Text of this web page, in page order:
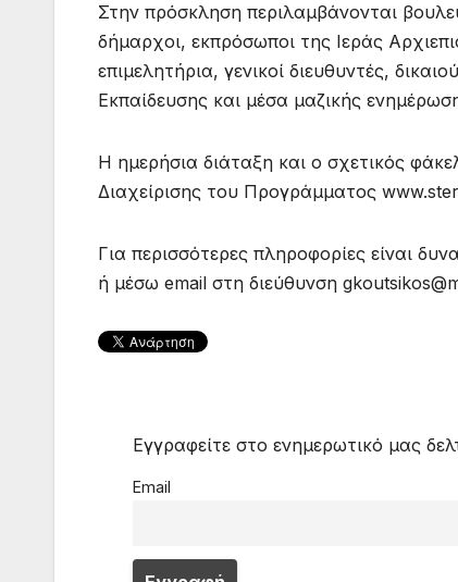
Στην πρόσκληση περιλαμβάνονται
δήμαρχοι, εκπρόσωποι της Ιεράς
επιμελητήρια, γενικοί διευθυντές,
Εκπαίδευσης και μέσα μαζικής
Η ημερήσια διάταξη και ο σχετικός
Διαχείρισης του Προγράμματος
Για περισσότερες πληροφορίες είναι
ή μέσω email στη διεύθυνση
Εγγραφείτε στο ενημερωτικό μας
Email